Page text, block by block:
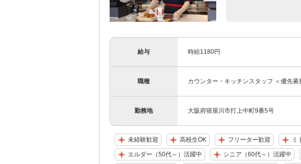
給与 時給1180円
職種 カウンター・キッチンスタッフ ＜優先募
勤務地 大阪府寝屋川市打上中町9番5号
未経験歓迎 高校生OK フリーター歓迎 ミ
エルダー（50代～）活躍中 シニア（60代～）活躍中